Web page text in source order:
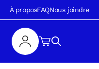
À proposFAQNous joindre